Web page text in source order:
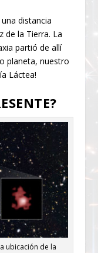
distancia
de la Tierra. La
partió de allí
planeta, nuestro
Láctea!
ubicación de la